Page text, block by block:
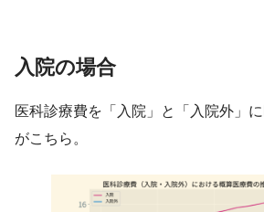
入院の場合
医科診療費を「入院」と「入院外」
がこちら。